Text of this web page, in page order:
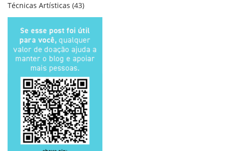
Técnicas Artísticas (43)